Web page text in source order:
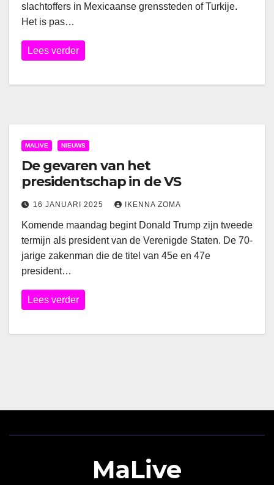
slachtoffers in Mexicaanse grenssteden of Turkije.
Het is pas…
Lees verder
MALIVE NIEUWS
De gevaren van het
presidentschap in de VS
16 JANUARI 2025 IKENNA ZOMA
Komende maandag begint Donald Trump zijn tweede
termijn als president van de Verenigde Staten. De 70-
jarige zakenman die de titel van 45e en 47e
president…
Lees verder
MaLive